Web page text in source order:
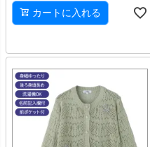
カートに入れる